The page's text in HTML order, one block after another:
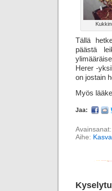
Tällä
päästä
Herer -
on jostain
Myös
Jaa:
Avainsanat:
Aihe: